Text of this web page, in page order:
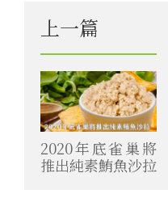
上一篇
2020年底雀巢將
推出純素鮪魚沙拉